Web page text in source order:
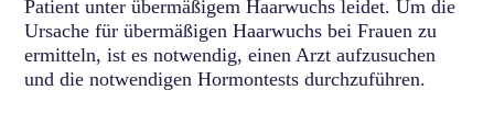
Patient unter übermäßigem Haarwuchs leidet. Um die
Ursache für übermäßigen Haarwuchs bei Frauen zu
ermitteln, ist es notwendig, einen Arzt aufzusuchen
und die notwendigen Hormontests durchzuführen.